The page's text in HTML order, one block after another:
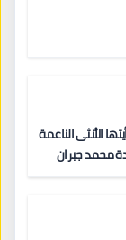
الأنثى الناعمة
محمد جبران